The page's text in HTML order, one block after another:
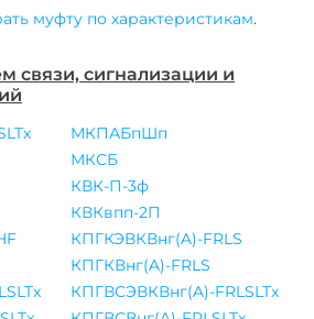
муфту по характеристикам.
связи, сигнализации и
МКПАБпШп
МКСБ
КВК-П-3ф
КВКвпп-2П
КПГКЭВКВнг(A)-FRLS
КПГКВнг(A)-FRLS
КПГВСЭВКВнг(A)-FRLSLTx